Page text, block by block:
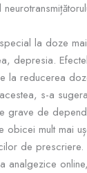
la doze
depresia.
reducerea
s-a
de
mult mai
de prescriere.
analgezice